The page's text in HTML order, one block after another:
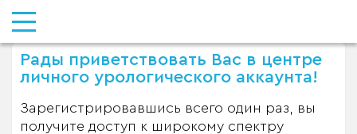
Рады приветствовать Вас в центре
личного урологического аккаунта!
Зарегистрировавшись всего один раз, вы
получите доступ к широкому спектру